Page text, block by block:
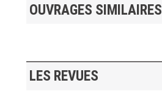
OUVRAGES SIMILAIRES
LES REVUES